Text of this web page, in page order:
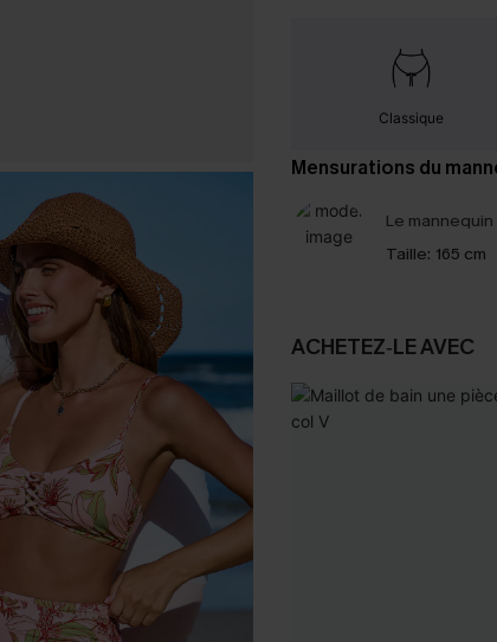
Classique
Mensurations du
Le
Taille: 165 cm
ACHETEZ‑LE AVEC